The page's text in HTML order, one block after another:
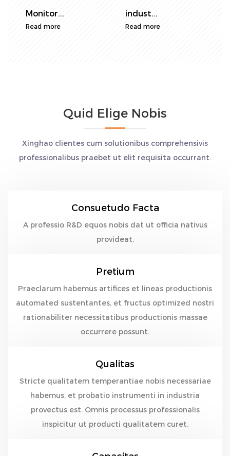
Monitor...
Read more
indust...
Read more
Quid Elige Nobis
Xinghao clientes cum solutionibus comprehensivis
professionalibus praebet ut elit requisita occurrant.
Consuetudo Facta
A professio R&D equos nobis dat ut officia nativus
provideat.
Pretium
Praeclarum habemus artifices et lineas productionis
automated sustentantes, et fructus optimized nostri
rationabiliter necessitatibus productionis massae
occurrere possunt.
Qualitas
Stricte qualitatem temperantiae nobis necessariae
habemus, et probatio instrumenti in industria
provectus est. Omnis processus professionalis
inspicitur ut producti qualitatem curet.